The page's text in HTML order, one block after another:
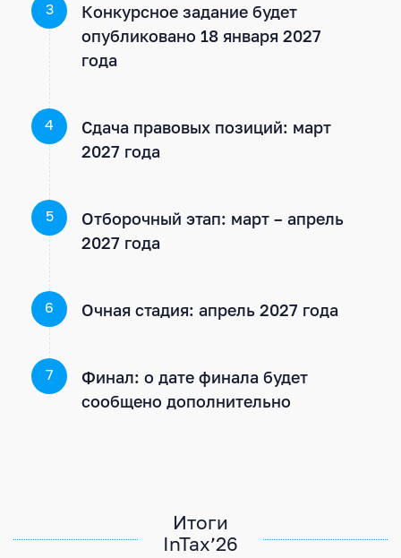
3
Конкурсное задание будет
опубликовано 18 января 2027
года
4
Сдача правовых позиций: март
2027 года
5
Отборочный этап: март – апрель
2027 года
6 Очная стадия: апрель 2027 года
7
Финал: о дате финала будет
сообщено дополнительно
Итоги
InTax’26